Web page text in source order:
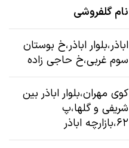
نام گلفروشی
اباذر،بلوار اباذر،خ بوستان
سوم غربی،خ حاجی زاده
کوی مهران،بلوار اباذر بین
شریفی و گلها،پ
۶۲،بازارچه اباذر